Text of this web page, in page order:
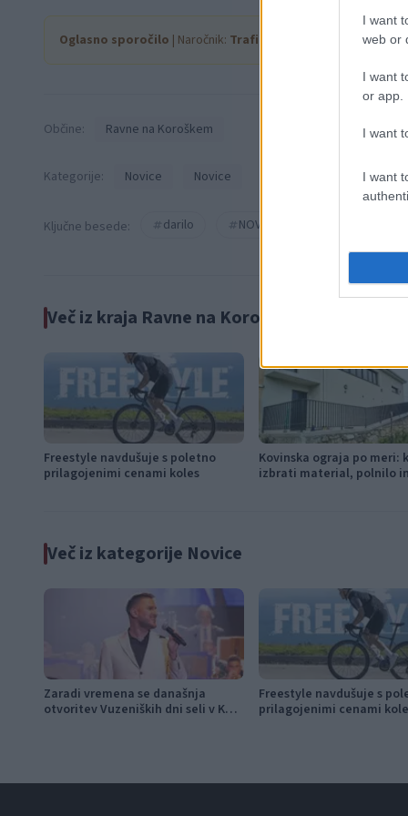
I want
web or
I want
or app.
I want
I want
Oglasno sporočilo | Naročnik: Trafika 3DVA
Občine: Ravne na Koroškem
Kategorije: Novice Novice
Ključne besede: darilo NOVO
Več iz kraja Ravne na Koroškem
Freestyle navdušuje s poletno
prilagojenimi cenami koles
Kovinska ograja po meri:
izbrati material, polnilo
Več iz kategorije Novice
Zaradi vremena se današnja
otvoritev Vuzeniških dni seli v KUC
Freestyle navdušuje s
prilagojenimi cenami